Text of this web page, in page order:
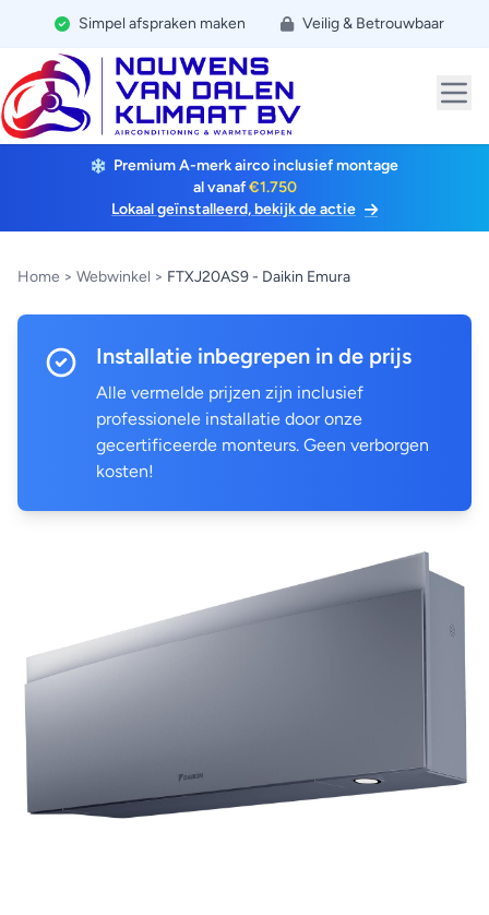
Simpel afspraken maken Veilig & Betrouwbaar
Premium A-merk airco inclusief montage
al vanaf€1.750
Lokaal geïnstalleerd, bekijk de actie
Home > Webwinkel > FTXJ20AS9 - Daikin Emura
Installatie inbegrepen in de prijs
Alle vermelde prijzen zijn inclusief
professionele installatie door onze
gecertificeerde monteurs. Geen verborgen
kosten!